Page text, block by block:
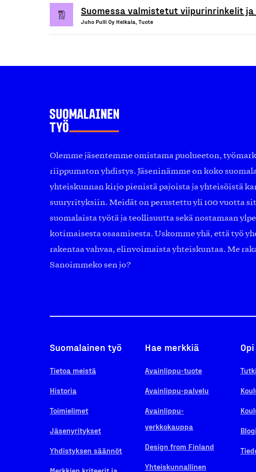
Suomessa valmistetut viipurinrinkelit
Juho Pulli Oy Helkala, Tuote
Olemme jäsentemme omistama puolueeton,
riippumaton yhdistys. Jäseninämme on koko
yhteiskunnan kirjo pienistä pajoista ja yhteisöistä
suuryrityksiin. Meidät on perustettu yli 100 vuotta
suomalaista työtä ja teollisuutta sekä nostamaan
kotimaisesta osaamisesta. Uskomme yhä, että työ
rakentaa vahvaa, elinvoimaista yhteiskuntaa. Me
Sanoimmeko sen jo?
Suomalainen työ
Tietoa meistä
Historia
Toimielimet
Jäsenyritykset
Yhdistyksen säännöt
Hae merkkiä
Avainlippu-tuote
Avainlippu-palvelu
Avainlippu-
verkkokauppa
Design from Finland
Yhteiskunnallinen